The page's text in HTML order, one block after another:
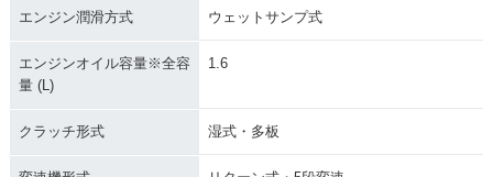
エンジン潤滑方式 ウェットサンプ式
エンジンオイル容量※全容
量 (L)
1.6
クラッチ形式 湿式・多板